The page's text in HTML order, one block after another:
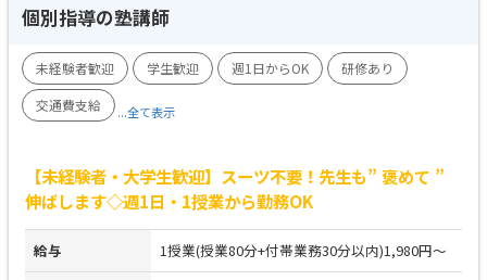
個別指導の塾講師
未経験者歓迎 学生歓迎 週1日からOK
研修あり
交通費支給
...全て表示
【未経験者・大学生歓迎】スーツ不要！先生も” 褒めて ”
伸ばします◇週1日・1授業から勤務OK
給与 1授業(授業80分+付帯業務30分以内)1,980円～